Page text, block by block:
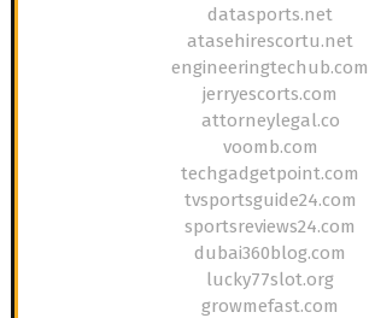
datasports.net
atasehirescortu.net
engineeringtechub.com
jerryescorts.com
attorneylegal.co
voomb.com
techgadgetpoint.com
tvsportsguide24.com
sportsreviews24.com
dubai360blog.com
lucky77slot.org
growmefast.com